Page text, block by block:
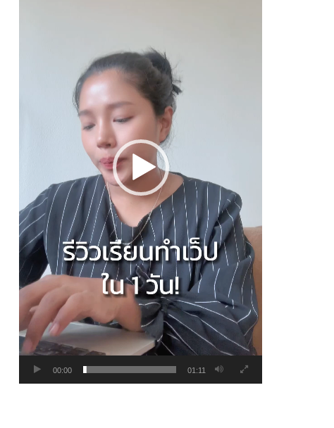
00:00 01:11